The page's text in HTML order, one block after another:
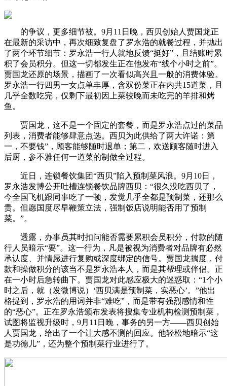
的争议，更多细节被。9月11日晚，西贝创始人贾国龙正
在最新的采访中，再次细致复盘了罗永浩的就餐过程，并抛出
了两个环节细节：罗永浩一行人就地反馈“挺好”，且结账时累
积了会员积分。但这一切都发生正在他发布“线个小时之前”。
贾国龙还原的场景，描画了一次看似高兴且一般的消费体验。
罗永浩一行四男一女点单丰厚，含双份菜正在内共15道菜，且
几乎全数吃完，仅剩下最初因上菜较晚而未吃完的羊排和烤
鱼。
贾国龙，这不是一个固定的套餐，而是罗永浩点过的菜品
列表，消费者能够肆意点选。西贝为此供给了两大许诺：第
一，不要钱”，顾客能够随时退单；第二，欢送顾客随时进入
后厨，参不雅任何一道菜的制做全过程。
近日，连锁餐饮集团“西贝”陷入预制菜风浪。9月10日，
罗永浩发博公开吐槽连锁餐饮品牌西贝：“很久没吃西贝了，
今全国飞机跟同事吃了一顿，发觉几乎全都是预制菜，还那么
贵。但愿国度尽早鞭策立法，强制饭店说明能否用了预制
菜。”。
透露，办事员其时扣问能否需要累积会员积分，付款的随
行人员暗示“要”。这一行为，凡是被视为消费者对品牌有必然
承认度、并情愿进行复购或深度绑定的信号。贾国龙揣度，付
款和操做积分的该当不是罗永浩本人，而是其帮理或伴侣。正
在一小时后急转曲下。贾国龙对此感应极大的迷惑取：“1个小
时之后，就（发微博说）‘西贝满是预制菜，实恶心’。”他出
格提到，罗永浩的用词并非“难吃”，而是带有强烈感情和性
的“恶心”。正在罗永浩颁布发表将搜集专业机构检测预制菜，
试图将监视升级时，9月11日晚，事务的另一方——西贝创始
人贾国龙，给出了一个让大感不测的回应。他轻松地暗示“这
是功德儿”，还为整个预制菜行业进行了。